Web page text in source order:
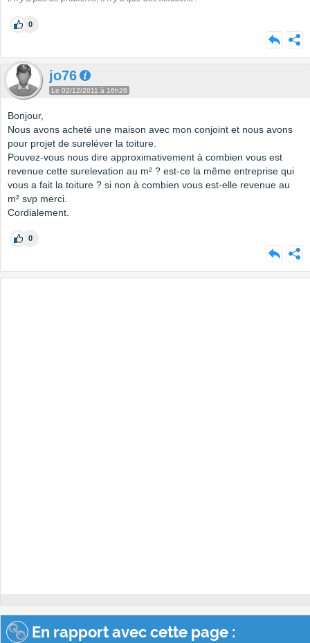
0
jo76
Le 02/12/2011 à 16h26
Bonjour,
Nous avons acheté une maison avec mon conjoint et nous avons
pour projet de sureléver la toiture.
Pouvez-vous nous dire approximativement à combien vous est
revenue cette surelevation au m² ? est-ce la même entreprise qui
vous a fait la toiture ? si non à combien vous est-elle revenue au
m² svp merci.
Cordialement.
0
En rapport avec cette page :